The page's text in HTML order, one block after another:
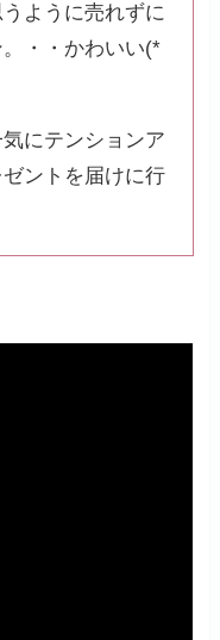
ように売れずに
・・かわいい(*
にテンションア
ントを届けに行